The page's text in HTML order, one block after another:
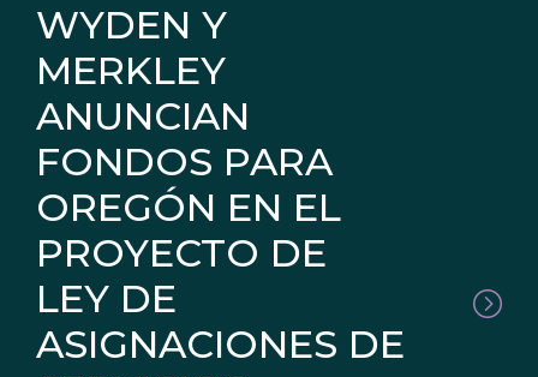
WYDEN Y
MERKLEY
ANUNCIAN
FONDOS PARA
OREGÓN EN EL
PROYECTO DE
LEY DE
ASIGNACIONES DE